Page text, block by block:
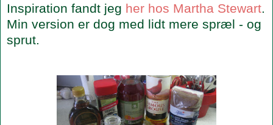
Inspiration fandt jeg her hos Martha Stewart.
Min version er dog med lidt mere spræl - og
sprut.